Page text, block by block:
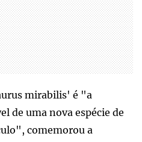
mirabilis' é "a
de uma nova espécie de
comemorou a